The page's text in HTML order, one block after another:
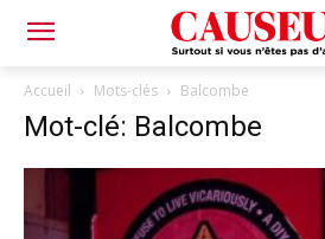
Accueil Mots-clés Balcombe
Mot-clé: Balcombe